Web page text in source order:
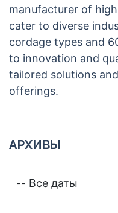
manufacturer of
cater to diverse
cordage types and
to innovation and
tailored solutions
offerings.
АРХИВЫ